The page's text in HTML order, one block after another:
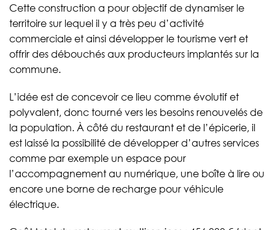
Cette construction a pour objectif de dynamiser le
territoire sur lequel il y a très peu d’activité
commerciale et ainsi développer le tourisme vert et
offrir des débouchés aux producteurs implantés sur la
commune.
L’idée est de concevoir ce lieu comme évolutif et
polyvalent, donc tourné vers les besoins renouvelés de
la population. À côté du restaurant et de l’épicerie, il
est laissé la possibilité de développer d’autres services
comme par exemple un espace pour
l’accompagnement au numérique, une boîte à lire ou
encore une borne de recharge pour véhicule
électrique.